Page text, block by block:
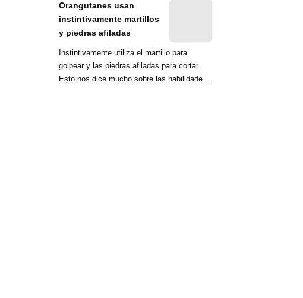
Orangutanes usan
instintivamente martillos
y piedras afiladas
Instintivamente utiliza el martillo para
golpear y las piedras afiladas para cortar.
Esto nos dice mucho sobre las habilidades